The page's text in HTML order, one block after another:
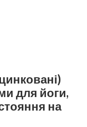
для йоги,
на